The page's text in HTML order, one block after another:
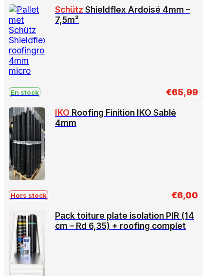
Schütz Shieldflex Ardoisé 4mm –
7,5m²
En stock €65,99
IKO Roofing Finition IKO Sablé
4mm
Hors stock €6,00
Pack toiture plate isolation PIR (14
cm – Rd 6,35) + roofing complet